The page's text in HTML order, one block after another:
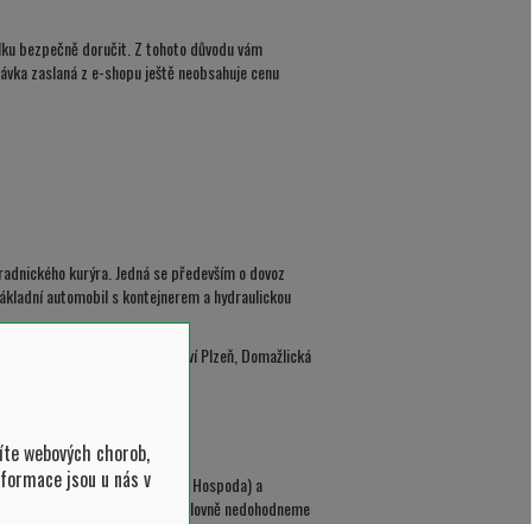
bezpečně doručit. Z tohoto důvodu vám
zaslaná z e-shopu ještě neobsahuje cenu
kurýra. Jedná se především o dovoz
automobil s kontejnerem a hydraulickou
zahradnická – zahradnictví Plzeň, Domažlická
3463/181, Plzeň – Nová Hospoda) a
na 5 dní (pokud se výslovně nedohodneme
webových chorob,
jsou u nás v